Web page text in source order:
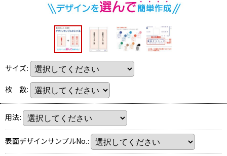
サイズ:
枚 数:
用法:
表面デザインサンプルNo.: